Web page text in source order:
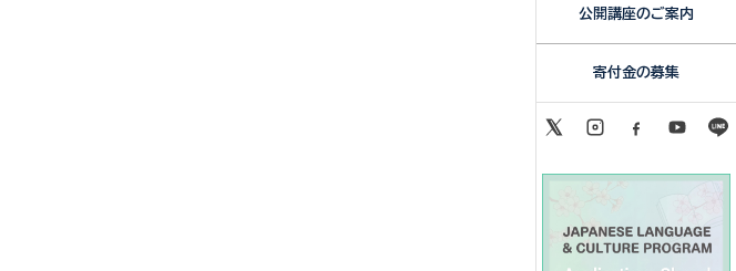
公開講座のご案内
寄付金の募集